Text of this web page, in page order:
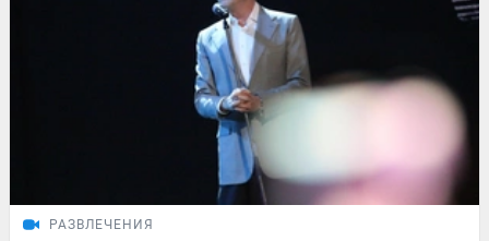
РАЗВЛЕЧЕНИЯ